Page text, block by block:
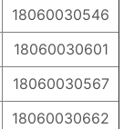
18060030546
18060030601
18060030567
18060030662